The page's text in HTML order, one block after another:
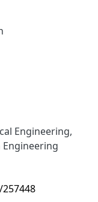
Engineering,